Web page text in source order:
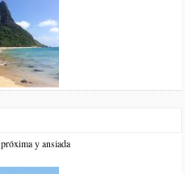
clima esa fecha o mejor mas
por:BrasilPlayas
no sabemos precios de
playa, difícil decir pero
y ansiada